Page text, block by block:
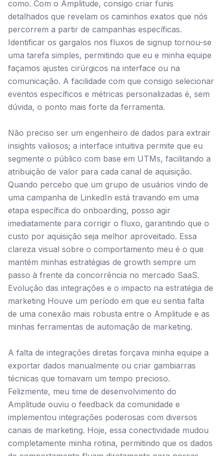
como. Com o Amplitude, consigo criar funis
detalhados que revelam os caminhos exatos que nós
percorrem a partir de campanhas específicas.
Identificar os gargalos nos fluxos de signup tornou-se
uma tarefa simples, permitindo que eu e minha equipe
façamos ajustes cirúrgicos na interface ou na
comunicação. A facilidade com que consigo selecionar
eventos específicos e métricas personalizadas é, sem
dúvida, o ponto mais forte da ferramenta.
Não preciso ser um engenheiro de dados para extrair
insights valiosos; a interface intuitiva permite que eu
segmente o público com base em UTMs, facilitando a
atribuição de valor para cada canal de aquisição.
Quando percebo que um grupo de usuários vindo de
uma campanha de LinkedIn está travando em uma
etapa específica do onboarding, posso agir
imediatamente para corrigir o fluxo, garantindo que o
custo por aquisição seja melhor aproveitado. Essa
clareza visual sobre o comportamento meu é o que
mantém minhas estratégias de growth sempre um
passo à frente da concorrência no mercado SaaS.
Evolução das integrações e o impacto na estratégia de
marketing Houve um período em que eu sentia falta
de uma conexão mais robusta entre o Amplitude e as
minhas ferramentas de automação de marketing.
A falta de integrações diretas forçava minha equipe a
exportar dados manualmente ou criar gambiarras
técnicas que tomavam um tempo precioso.
Felizmente, meu time de desenvolvimento do
Amplitude ouviu o feedback da comunidade e
implementou integrações poderosas com diversos
canais de marketing. Hoje, essa conectividade mudou
completamente minha rotina, permitindo que os dados